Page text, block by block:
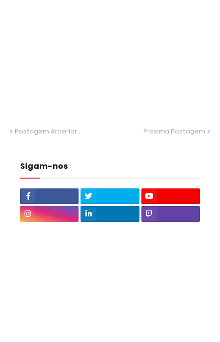
Postagem Anterior Próxima Postagem
Sigam-nos